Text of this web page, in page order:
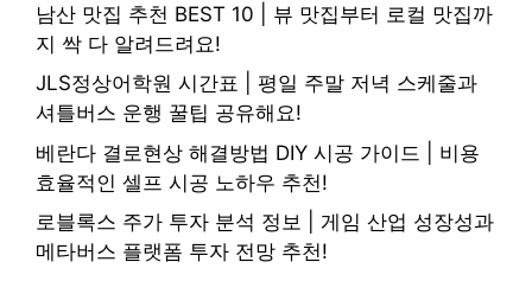
남산 맛집 추천 BEST 10 | 뷰 맛집부터 로컬 맛집까
지 싹 다 알려드려요!
JLS정상어학원 시간표 | 평일 주말 저녁 스케줄과
셔틀버스 운행 꿀팁 공유해요!
베란다 결로현상 해결방법 DIY 시공 가이드 | 비용
효율적인 셀프 시공 노하우 추천!
로블록스 주가 투자 분석 정보 | 게임 산업 성장성과
메타버스 플랫폼 투자 전망 추천!